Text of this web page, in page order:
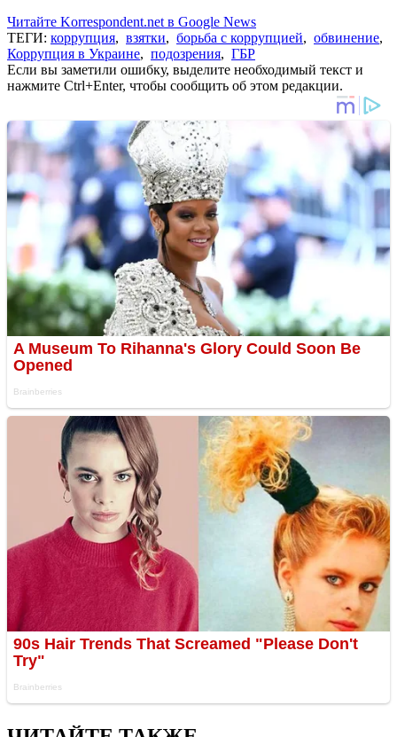
Читайте Korrespondent.net в Google News
ТЕГИ: коррупция, взятки, борьба с коррупцией, обвинение,
Коррупция в Украине, подозрения, ГБР
Если вы заметили ошибку, выделите необходимый текст и
нажмите Ctrl+Enter, чтобы сообщить об этом редакции.